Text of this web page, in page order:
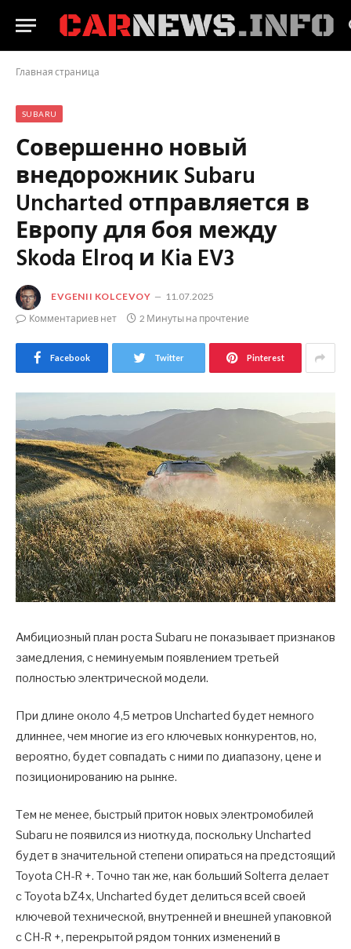
Главная страница
SUBARU
Совершенно новый
внедорожник Subaru
Uncharted отправляется в
Европу для боя между
Skoda Elroq и Kia EV3
EVGENII KOLCEVOY
11.07.2025
Комментариев нет
2 Минуты на прочтение
Facebook Twitter Pinterest
Амбициозный план роста Subaru не показывает признаков
замедления, с неминуемым появлением третьей
полностью электрической модели.
При длине около 4,5 метров Uncharted будет немного
длиннее, чем многие из его ключевых конкурентов, но,
вероятно, будет совпадать с ними по диапазону, цене и
позиционированию на рынке.
Тем не менее, быстрый приток новых электромобилей
Subaru не появился из ниоткуда, поскольку Uncharted
будет в значительной степени опираться на предстоящий
Toyota CH-R +. Точно так же, как больший Solterra делает
с Toyota bZ4x, Uncharted будет делиться всей своей
ключевой технической, внутренней и внешней упаковкой
с CH-R +, перекрытой рядом тонких изменений в